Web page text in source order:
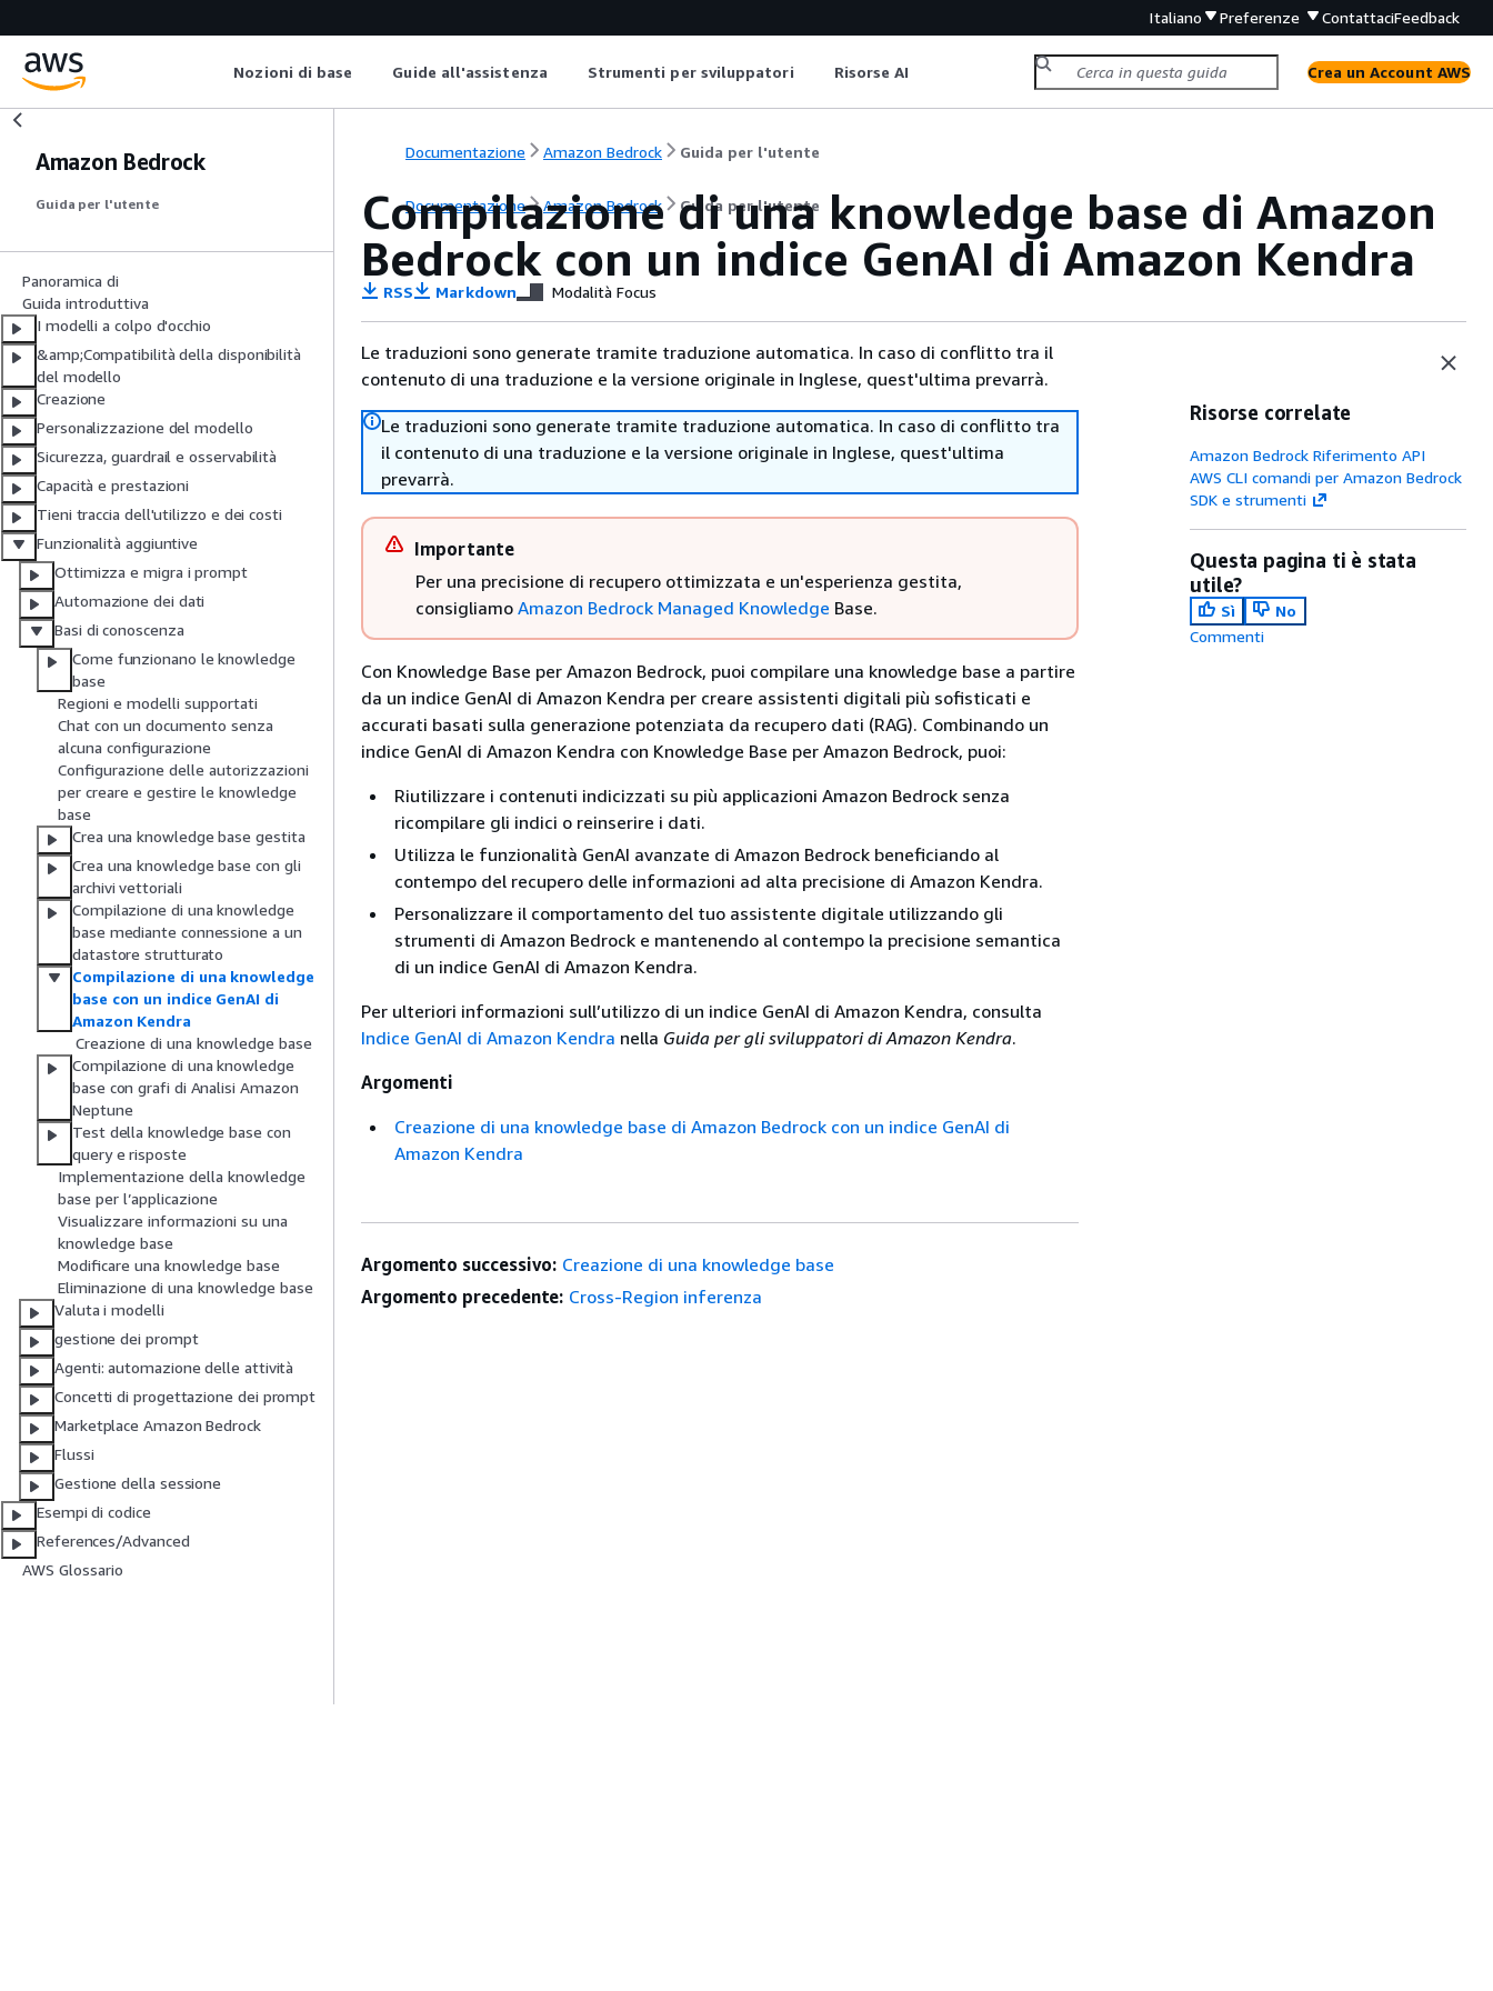
Italiano Preferenze ContattaciFeedback
Nozioni di base Guide all'assistenza Strumenti per sviluppatori Risorse AI Crea un Account AWS
Amazon Bedrock
Guida per l'utente
Panoramica di
Guida introduttiva
I modelli a colpo d'occhio
&amp;Compatibilità della disponibilità
del modello
Creazione
Personalizzazione del modello
Sicurezza, guardrail e osservabilità
Capacità e prestazioni
Tieni traccia dell'utilizzo e dei costi
Funzionalità aggiuntive
Ottimizza e migra i prompt
Automazione dei dati
Basi di conoscenza
Come funzionano le knowledge
base
Regioni e modelli supportati
Chat con un documento senza
alcuna configurazione
Configurazione delle autorizzazioni
per creare e gestire le knowledge
base
Crea una knowledge base gestita
Crea una knowledge base con gli
archivi vettoriali
Compilazione di una knowledge
base mediante connessione a un
datastore strutturato
Compilazione di una knowledge
base con un indice GenAI di
Amazon Kendra
Creazione di una knowledge base
Compilazione di una knowledge
base con grafi di Analisi Amazon
Neptune
Test della knowledge base con
query e risposte
Implementazione della knowledge
base per l’applicazione
Visualizzare informazioni su una
knowledge base
Modificare una knowledge base
Eliminazione di una knowledge base
Valuta i modelli
gestione dei prompt
Agenti: automazione delle attività
Concetti di progettazione dei prompt
Marketplace Amazon Bedrock
Flussi
Gestione della sessione
Esempi di codice
References/Advanced
AWS Glossario
Documentazione Amazon Bedrock Guida per l'utente
Documentazione Amazon Bedrock Guida per l'utente
Compilazione di una knowledge base di Amazon
Bedrock con un indice GenAI di Amazon Kendra
RSS Markdown Modalità Focus
Le traduzioni sono generate tramite traduzione automatica. In caso di conflitto tra il
contenuto di una traduzione e la versione originale in Inglese, quest'ultima prevarrà.
Le traduzioni sono generate tramite traduzione automatica. In caso di conflitto tra
il contenuto di una traduzione e la versione originale in Inglese, quest'ultima
prevarrà.
Importante
Per una precisione di recupero ottimizzata e un'esperienza gestita,
consigliamo Amazon Bedrock Managed Knowledge Base.
Con Knowledge Base per Amazon Bedrock, puoi compilare una knowledge base a partire
da un indice GenAI di Amazon Kendra per creare assistenti digitali più sofisticati e
accurati basati sulla generazione potenziata da recupero dati (RAG). Combinando un
indice GenAI di Amazon Kendra con Knowledge Base per Amazon Bedrock, puoi:
Riutilizzare i contenuti indicizzati su più applicazioni Amazon Bedrock senza
ricompilare gli indici o reinserire i dati.
Utilizza le funzionalità GenAI avanzate di Amazon Bedrock beneficiando al
contempo del recupero delle informazioni ad alta precisione di Amazon Kendra.
Personalizzare il comportamento del tuo assistente digitale utilizzando gli
strumenti di Amazon Bedrock e mantenendo al contempo la precisione semantica
di un indice GenAI di Amazon Kendra.
Per ulteriori informazioni sull’utilizzo di un indice GenAI di Amazon Kendra, consulta
Indice GenAI di Amazon Kendra nella Guida per gli sviluppatori di Amazon Kendra.
Argomenti
Creazione di una knowledge base di Amazon Bedrock con un indice GenAI di
Amazon Kendra
Risorse correlate
Amazon Bedrock Riferimento API
AWS CLI comandi per Amazon Bedrock
SDK e strumenti
Questa pagina ti è stata
utile?
Sì
No
Commenti
Argomento successivo: Creazione di una knowledge base
Argomento precedente: Cross-Region inferenza